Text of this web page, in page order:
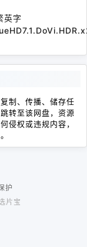
英字
制、传播、储存任
转至该网盘，资源
侵权或违规内容，
护
片宝